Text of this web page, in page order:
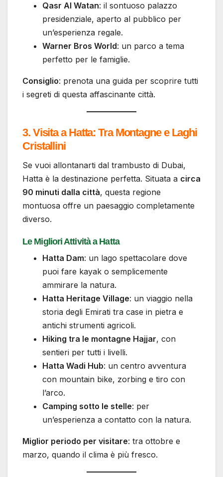
Qasr Al Watan: il sontuoso palazzo
presidenziale, aperto al pubblico per
un’esperienza regale.
Warner Bros World: un parco a tema
perfetto per le famiglie.
Consiglio: prenota una guida per scoprire tutti
i segreti di questa affascinante città.
3. Visita a Hatta: Tra Montagne e Laghi
Cristallini
Se vuoi allontanarti dal trambusto di Dubai,
Hatta è la destinazione perfetta. Situata a circa
90 minuti dalla città, questa regione
montuosa offre un paesaggio completamente
diverso.
Le Migliori Attività a Hatta
Hatta Dam: un lago spettacolare dove
puoi fare kayak o semplicemente
ammirare la natura.
Hatta Heritage Village: un viaggio nella
storia degli Emirati tra case in pietra e
antichi strumenti agricoli.
Hiking tra le montagne Hajjar, con
sentieri per tutti i livelli.
Hatta Wadi Hub: un centro avventura
con mountain bike, zorbing e tiro con
l’arco.
Camping sotto le stelle: per
un’esperienza a contatto con la natura.
Miglior periodo per visitare: tra ottobre e
marzo, quando il clima è più fresco.